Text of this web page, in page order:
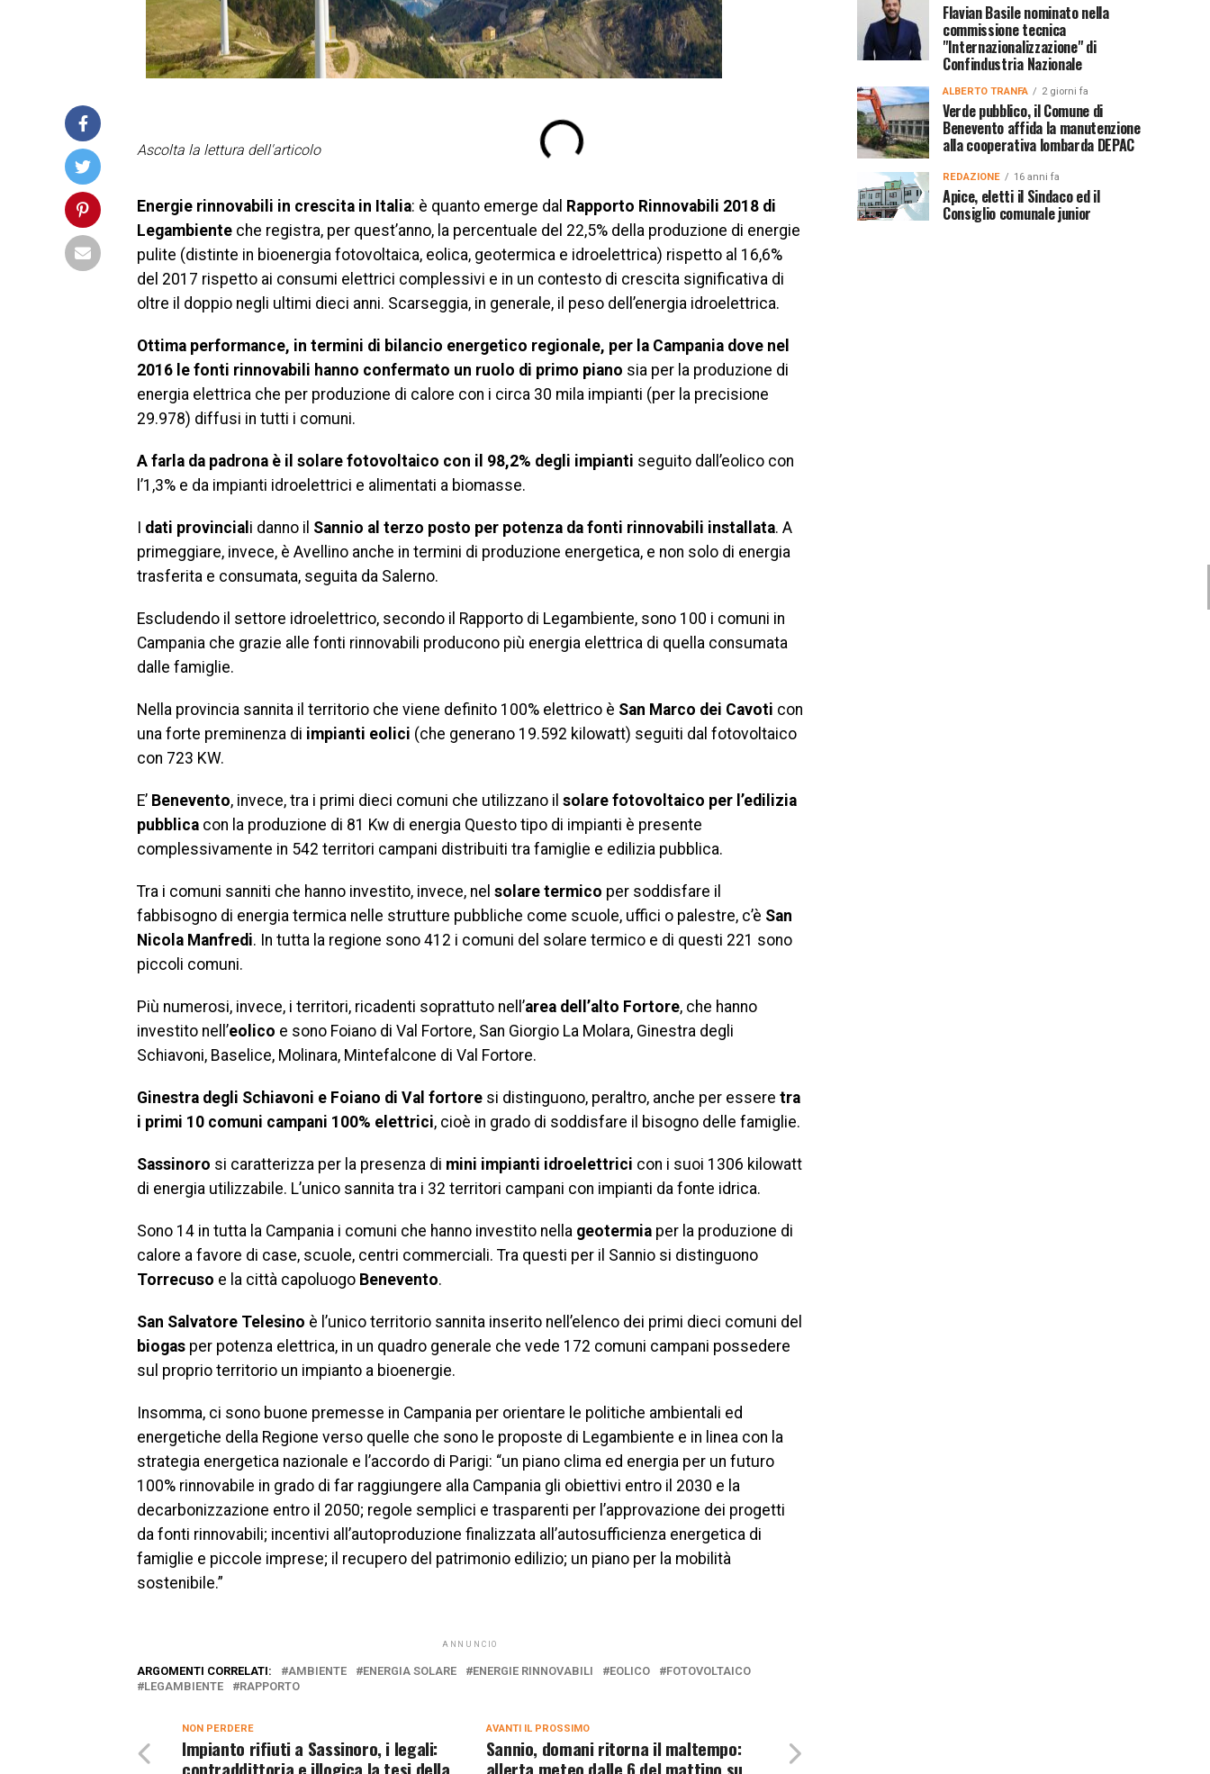
Ascolta la lettura dell'articolo
Energie rinnovabili in crescita in Italia: è quanto emerge dal Rapporto Rinnovabili 2018 di
Legambiente che registra, per quest’anno, la percentuale del 22,5% della produzione di energie
pulite (distinte in bioenergia fotovoltaica, eolica, geotermica e idroelettrica) rispetto al 16,6%
del 2017 rispetto ai consumi elettrici complessivi e in un contesto di crescita significativa di
oltre il doppio negli ultimi dieci anni. Scarseggia, in generale, il peso dell’energia idroelettrica.
Ottima performance, in termini di bilancio energetico regionale, per la Campania dove nel
2016 le fonti rinnovabili hanno confermato un ruolo di primo piano sia per la produzione di
energia elettrica che per produzione di calore con i circa 30 mila impianti (per la precisione
29.978) diffusi in tutti i comuni.
A farla da padrona è il solare fotovoltaico con il 98,2% degli impianti seguito dall’eolico con
l’1,3% e da impianti idroelettrici e alimentati a biomasse.
dati provincial i danno il Sannio al terzo posto per potenza da fonti rinnovabili installata. A
primeggiare, invece, è Avellino anche in termini di produzione energetica, e non solo di energia
trasferita e consumata, seguita da Salerno.
Escludendo il settore idroelettrico, secondo il Rapporto di Legambiente, sono 100 i comuni in
Campania che grazie alle fonti rinnovabili producono più energia elettrica di quella consumata
dalle famiglie.
Nella provincia sannita il territorio che viene definito 100% elettrico è San Marco dei Cavoti con
una forte preminenza di impianti eolici (che generano 19.592 kilowatt) seguiti dal fotovoltaico
con 723 KW.
E’ Benevento, invece, tra i primi dieci comuni che utilizzano il solare fotovoltaico per l’edilizia
pubblica con la produzione di 81 Kw di energia Questo tipo di impianti è presente
complessivamente in 542 territori campani distribuiti tra famiglie e edilizia pubblica.
Tra i comuni sanniti che hanno investito, invece, nel solare termico per soddisfare il
fabbisogno di energia termica nelle strutture pubbliche come scuole, uffici o palestre, c’è San
Nicola Manfredi. In tutta la regione sono 412 i comuni del solare termico e di questi 221 sono
piccoli comuni.
Più numerosi, invece, i territori, ricadenti soprattuto nell’area dell’alto Fortore, che hanno
investito nell’eolico e sono Foiano di Val Fortore, San Giorgio La Molara, Ginestra degli
Schiavoni, Baselice, Molinara, Mintefalcone di Val Fortore.
Ginestra degli Schiavoni e Foiano di Val fortore si distinguono, peraltro, anche per essere tra
i primi 10 comuni campani 100% elettrici, cioè in grado di soddisfare il bisogno delle famiglie.
Sassinoro si caratterizza per la presenza di mini impianti idroelettrici con i suoi 1306 kilowatt
di energia utilizzabile. L’unico sannita tra i 32 territori campani con impianti da fonte idrica.
Sono 14 in tutta la Campania i comuni che hanno investito nella geotermia per la produzione di
calore a favore di case, scuole, centri commerciali. Tra questi per il Sannio si distinguono
Torrecuso e la città capoluogo Benevento.
San Salvatore Telesino è l’unico territorio sannita inserito nell’elenco dei primi dieci comuni del
biogas per potenza elettrica, in un quadro generale che vede 172 comuni campani possedere
sul proprio territorio un impianto a bioenergie.
Insomma, ci sono buone premesse in Campania per orientare le politiche ambientali ed
energetiche della Regione verso quelle che sono le proposte di Legambiente e in linea con la
strategia energetica nazionale e l’accordo di Parigi: “un piano clima ed energia per un futuro
100% rinnovabile in grado di far raggiungere alla Campania gli obiettivi entro il 2030 e la
decarbonizzazione entro il 2050; regole semplici e trasparenti per l’approvazione dei progetti
da fonti rinnovabili; incentivi all’autoproduzione finalizzata all’autosufficienza energetica di
famiglie e piccole imprese; il recupero del patrimonio edilizio; un piano per la mobilità
sostenibile.”
ANNUNCIO
ARGOMENTI CORRELATI: AMBIENTE ENERGIA SOLARE ENERGIE RINNOVABILI EOLICO
FOTOVOLTAICO
LEGAMBIENTE
RAPPORTO
AVANTI IL ​​PROSSIMO
Sannio, domani ritorna il maltempo:
NON PERDERE
Impianto rifiuti a Sassinoro, i legali:
Flavian Basile nominato nella
commissione tecnica
"Internazionalizzazione" di
Confindustria Nazionale
ALBERTO TRANFA 2 giorni fa
Verde pubblico, il Comune di
Benevento affida la manutenzione
alla cooperativa lombarda DEPAC
REDAZIONE 16 anni fa
Apice, eletti il Sindaco ed il
Consiglio comunale junior